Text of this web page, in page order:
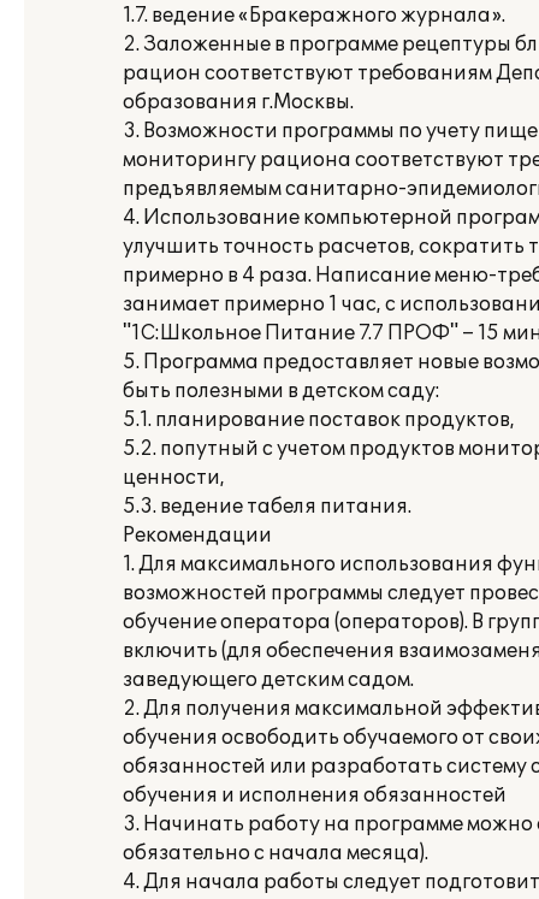
1.7. ведение «Бракеражного журнала».
2. Заложенные в программе рецептуры
рацион соответствуют требованиям
образования г.Москвы.
3. Возможности программы по учету
мониторингу рациона соответствуют
предъявляемым санитарно-
4. Использование компьютерной
улучшить точность расчетов, сократить
примерно в 4 раза. Написание меню-
занимает примерно 1 час, с
"1С:Школьное Питание 7.7 ПРОФ" – 15
5. Программа предоставляет новые
быть полезными в детском саду:
5.1. планирование поставок продуктов,
5.2. попутный с учетом продуктов
ценности,
5.3. ведение табеля питания.
Рекомендации
1. Для максимального использования
возможностей программы следует
обучение оператора (операторов). В
включить (для обеспечения
заведующего детским садом.
2. Для получения максимальной
обучения освободить обучаемого от
обязанностей или разработать систему
обучения и исполнения обязанностей
3. Начинать работу на программе можно
обязательно с начала месяца).
4. Для начала работы следует